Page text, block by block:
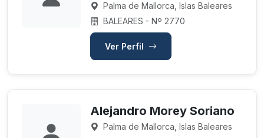
Palma de Mallorca, Islas Baleares
BALEARES - Nº 2770
Ver Perfil
Alejandro Morey Soriano
Palma de Mallorca, Islas Baleares